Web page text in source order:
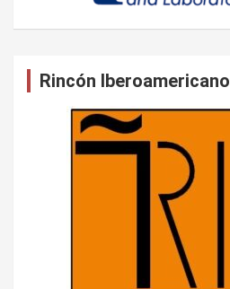
Rincón Iberoamericano